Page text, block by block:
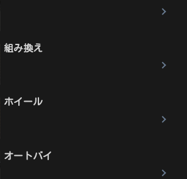
組み換え
ホイール
オートバイ